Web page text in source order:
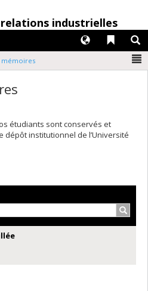
relations industrielles
Liens
Langues
mémoires
étudiants sont conservés et
dépôt institutionnel de l’Université
décroissant
en ordre décroissant